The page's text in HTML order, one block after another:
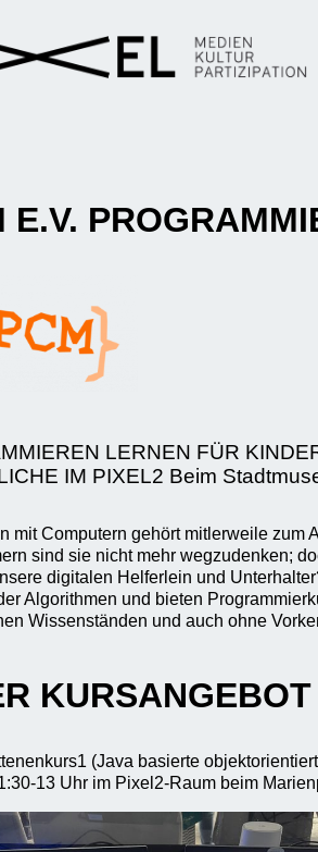
E.V.
LERNEN FÜR
IM PIXEL2 Beim
mit Computern gehört mitlerweile zum
sind sie nicht mehr wegzudenken;
digitalen Helferlein und
Algorithmen und bieten
Wissenständen und auch ohne
KURSANGEBOT
(Java basierte
13 Uhr im Pixel2-Raum beim